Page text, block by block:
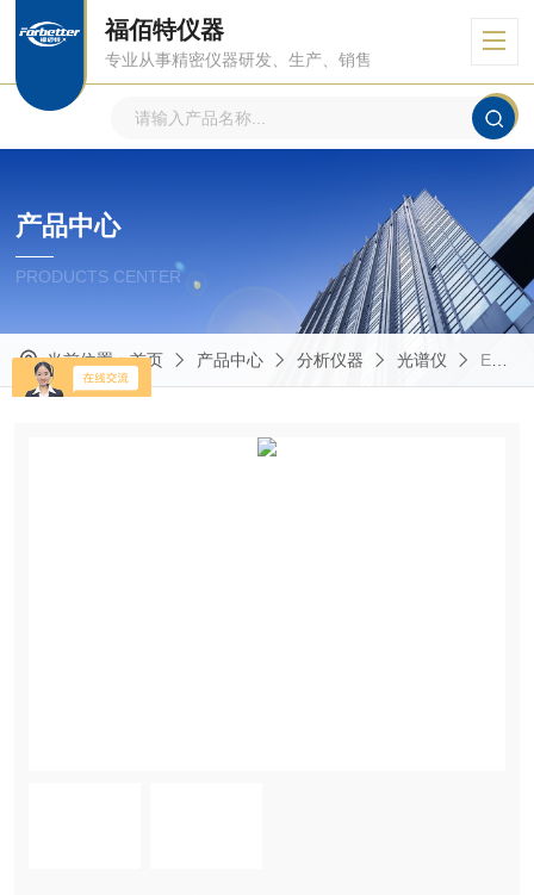
福佰特仪器
专业从事精密仪器研发、生产、销售
产品中心
PRODUCTS CENTER
当前位置：首页 产品中心 分析仪器 光谱仪 EDX-A80射线荧光光谱仪